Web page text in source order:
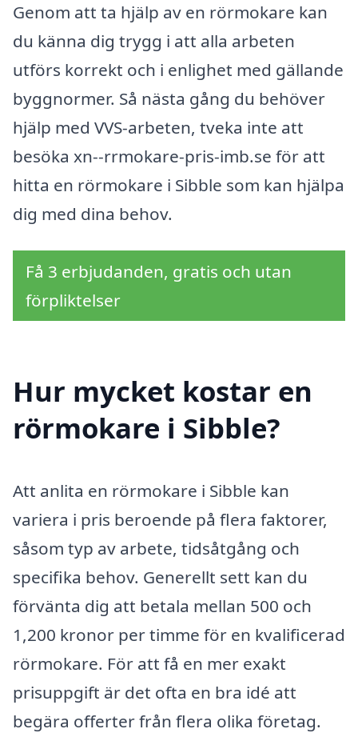
Genom att ta hjälp av en rörmokare kan
du känna dig trygg i att alla arbeten
utförs korrekt och i enlighet med gällande
byggnormer. Så nästa gång du behöver
hjälp med VVS-arbeten, tveka inte att
besöka xn--rrmokare-pris-imb.se för att
hitta en rörmokare i Sibble som kan hjälpa
dig med dina behov.
Få 3 erbjudanden, gratis och utan
förpliktelser
Hur mycket kostar en
rörmokare i Sibble?
Att anlita en rörmokare i Sibble kan
variera i pris beroende på flera faktorer,
såsom typ av arbete, tidsåtgång och
specifika behov. Generellt sett kan du
förvänta dig att betala mellan 500 och
1,200 kronor per timme för en kvalificerad
rörmokare. För att få en mer exakt
prisuppgift är det ofta en bra idé att
begära offerter från flera olika företag.